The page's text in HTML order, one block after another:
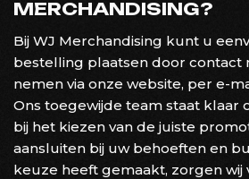
MERCHANDISING?
Bij WJ Merchandising kunt u
bestelling plaatsen door contact
nemen via onze website, per e-
Ons toegewijde team staat klaar
bij het kiezen van de juiste
aansluiten bij uw behoeften en
keuze heeft gemaakt, zorgen wij